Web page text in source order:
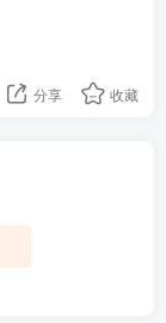
分享 收藏